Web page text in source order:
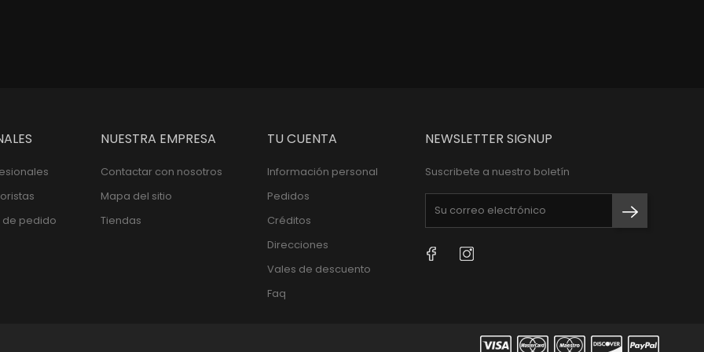
de pedido
NUESTRA EMPRESA
Contactar con nosotros
Mapa del sitio
Tiendas
TU CUENTA
Información personal
Pedidos
Créditos
Direcciones
Vales de descuento
Faq
NEWSLETTER SIGNUP
Suscribete a nuestro boletín
FacebookInstagram